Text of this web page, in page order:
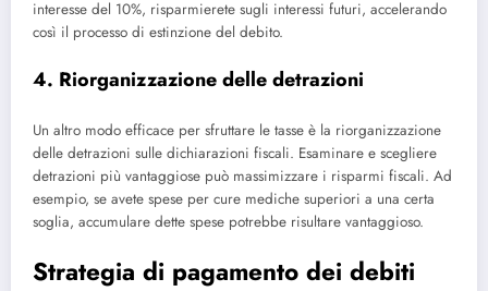
interesse del 10%, risparmierete sugli interessi futuri, accelerando
così il processo di estinzione del debito.
4. Riorganizzazione delle detrazioni
Un altro modo efficace per sfruttare le tasse è la riorganizzazione
delle detrazioni sulle dichiarazioni fiscali. Esaminare e scegliere
detrazioni più vantaggiose può massimizzare i risparmi fiscali. Ad
esempio, se avete spese per cure mediche superiori a una certa
soglia, accumulare dette spese potrebbe risultare vantaggioso.
Strategia di pagamento dei debiti